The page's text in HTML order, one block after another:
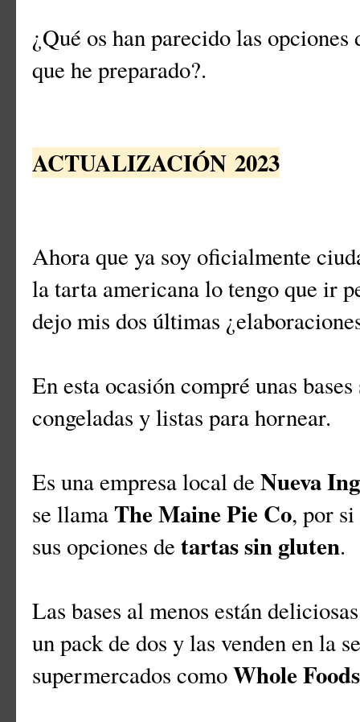
¿Qué os han parecido las
que he preparado?.
ACTUALIZACIÓN 2023
Ahora que ya soy oficialmente
la tarta americana lo tengo que ir
dejo mis dos últimas
En esta ocasión compré unas
congeladas y listas para hornear.
Es una empresa local de Nueva
se llamaThe Maine Pie Co, por
sus opciones de tartas sin gluten.
Las bases al menos están
un pack de dos y las venden en la
supermercados comoWhole Foods